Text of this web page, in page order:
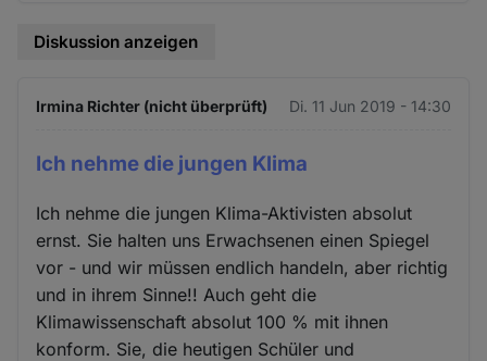
Diskussion anzeigen
Irmina Richter (nicht überprüft) Di. 11 Jun 2019 - 14:30
Ich nehme die jungen Klima
Ich nehme die jungen Klima-Aktivisten absolut
ernst. Sie halten uns Erwachsenen einen Spiegel
vor - und wir müssen endlich handeln, aber richtig
und in ihrem Sinne!! Auch geht die
Klimawissenschaft absolut 100 % mit ihnen
konform. Sie, die heutigen Schüler und